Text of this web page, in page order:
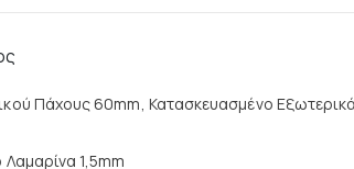
Πάχους 60mm, Κατασκευασμένο
1,5mm